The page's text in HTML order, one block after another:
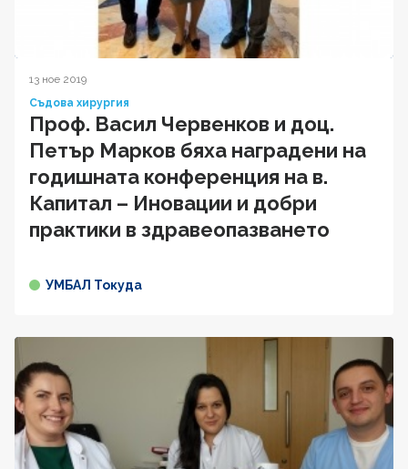
13 ное 2019
Съдова хирургия
Проф. Васил Червенков и доц.
Петър Марков бяха наградени на
годишната конференция на в.
Капитал – Иновации и добри
практики в здравеопазването
УМБАЛ Токуда